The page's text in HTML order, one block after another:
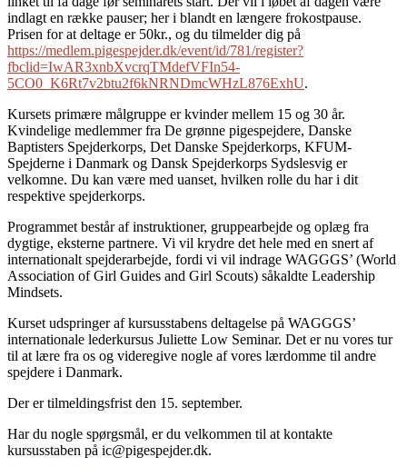
indlagt en række pauser; her i blandt en længere frokostpause.
Prisen for at deltage er 50kr., og du tilmelder dig på
https://medlem.pigespejder.dk/event/id/781/register?
fbclid=IwAR3xnbXvcrqTMdefVFIn54-
5CO0_K6Rt7v2btu2f6kNRNDmcWHzL876ExhU.
Kursets primære målgruppe er kvinder mellem 15 og 30 år.
Kvindelige medlemmer fra De grønne pigespejdere, Danske
Baptisters Spejderkorps, Det Danske Spejderkorps, KFUM-
Spejderne i Danmark og Dansk Spejderkorps Sydslesvig er
velkomne. Du kan være med uanset, hvilken rolle du har i dit
respektive spejderkorps.
Programmet består af instruktioner, gruppearbejde og oplæg fra
dygtige, eksterne partnere. Vi vil krydre det hele med en snert af
internationalt spejderarbejde, fordi vi vil indrage WAGGGS’ (World
Association of Girl Guides and Girl Scouts) såkaldte Leadership
Mindsets.
Kurset udspringer af kursusstabens deltagelse på WAGGGS’
internationale lederkursus Juliette Low Seminar. Det er nu vores tur
til at lære fra os og videregive nogle af vores lærdomme til andre
spejdere i Danmark.
Der er tilmeldingsfrist den 15. september.
Har du nogle spørgsmål, er du velkommen til at kontakte
kursusstaben på ic@pigespejder.dk.